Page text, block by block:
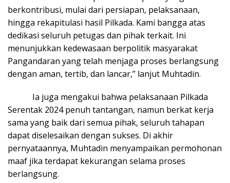
berkontribusi, mulai dari persiapan, pelaksanaan,
hingga rekapitulasi hasil Pilkada. Kami bangga atas
dedikasi seluruh petugas dan pihak terkait. Ini
menunjukkan kedewasaan berpolitik masyarakat
Pangandaran yang telah menjaga proses berlangsung
dengan aman, tertib, dan lancar,” lanjut Muhtadin.
Ia juga mengakui bahwa pelaksanaan Pilkada
Serentak 2024 penuh tantangan, namun berkat kerja
sama yang baik dari semua pihak, seluruh tahapan
dapat diselesaikan dengan sukses. Di akhir
pernyataannya, Muhtadin menyampaikan permohonan
maaf jika terdapat kekurangan selama proses
berlangsung.